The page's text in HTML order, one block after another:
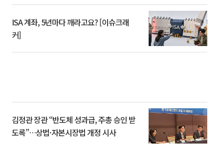
ISA 계좌, 5년마다 깨라고요? [이슈크래
커]
김정관 장관 “반도체 성과급, 주총 승인 받
도록”…상법·자본시장법 개정 시사